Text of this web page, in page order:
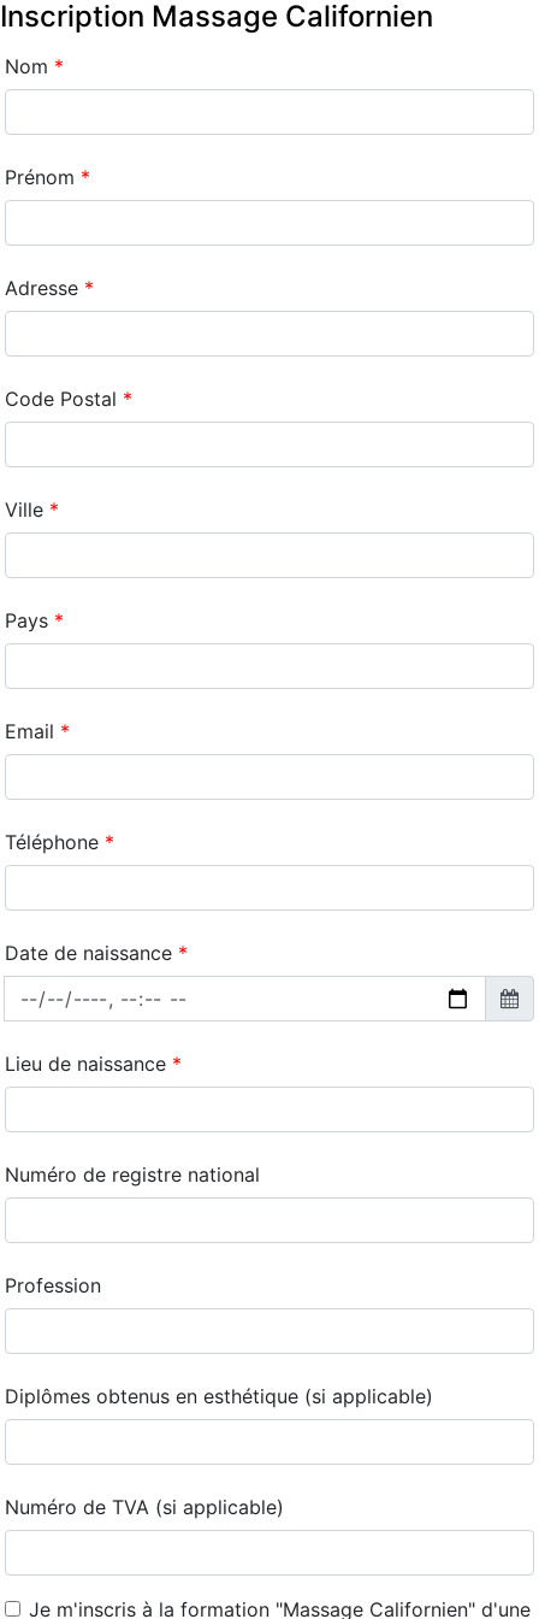
Inscription Massage Californien
Nom
Prénom
Adresse
Code Postal
Ville
Pays
Email
Téléphone
Date de naissance
Lieu de naissance
Numéro de registre national
Profession
Diplômes obtenus en esthétique (si applicable)
Numéro de TVA (si applicable)
Je m'inscris à la formation "Massage Californien" d'une